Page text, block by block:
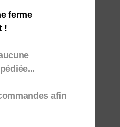
ferme
!
afin